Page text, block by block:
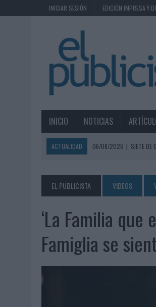
INICIAR SESIÓN EDICIÓN IMPRESA Y
INICIO NOTICIAS
ACTUALIDAD 06/08/2026 | SIETE DE
06/08/2026 | EL USO DE LA IA
06/08/2026
SYSTEM1 NOMBRA A
06/08/2026 | FRIGO Y UNIQLO LANZAN
06/08/2026
LA IA ESTÁ SUBIENDO EL
FABRA COMUNICACIÓN
LOPESAN HOTELS &
EL PUBLICISTA VIDEOS
‘La Familia que
Famiglia se